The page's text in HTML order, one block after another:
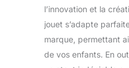
l’innovation et la
jouet s’adapte
marque, permettant
de vos enfants. En